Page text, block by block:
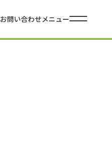
お問い合わせメニュー